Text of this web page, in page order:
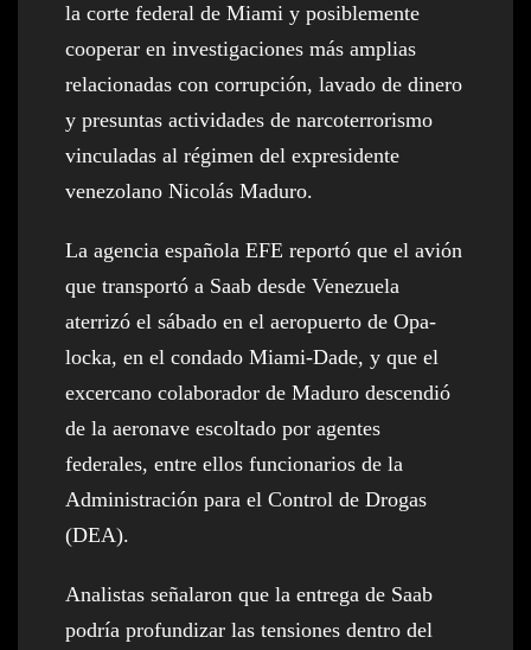
la corte federal de Miami y posiblemente
cooperar en investigaciones más amplias
relacionadas con corrupción, lavado de dinero
y presuntas actividades de narcoterrorismo
vinculadas al régimen del expresidente
venezolano Nicolás Maduro.
La agencia española EFE reportó que el avión
que transportó a Saab desde Venezuela
aterrizó el sábado en el aeropuerto de Opa-
locka, en el condado Miami-Dade, y que el
excercano colaborador de Maduro descendió
de la aeronave escoltado por agentes
federales, entre ellos funcionarios de la
Administración para el Control de Drogas
(DEA).
Analistas señalaron que la entrega de Saab
podría profundizar las tensiones dentro del